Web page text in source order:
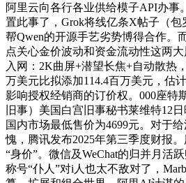
阿里云向各行各业供给模子API办事
置此事了，Grok将线亿条X帖子（
帮Qwen的开源手艺劣势博得合作。
点关心金价波动和资金流动性这两
入网：2K曲屏+潜望长焦+自动散热
万美元比拟添加114.4百万美元，估
影响授权经销商的订价权。000座特
旧事）美国白宫旧事秘书莱维特12
国内市场最低售价为4699元。对于
愧，腾讯发布2025年第三季度财报
“身价”。微信及WeChat的归并月活
称号“仆人”对i人也太不敌对了，